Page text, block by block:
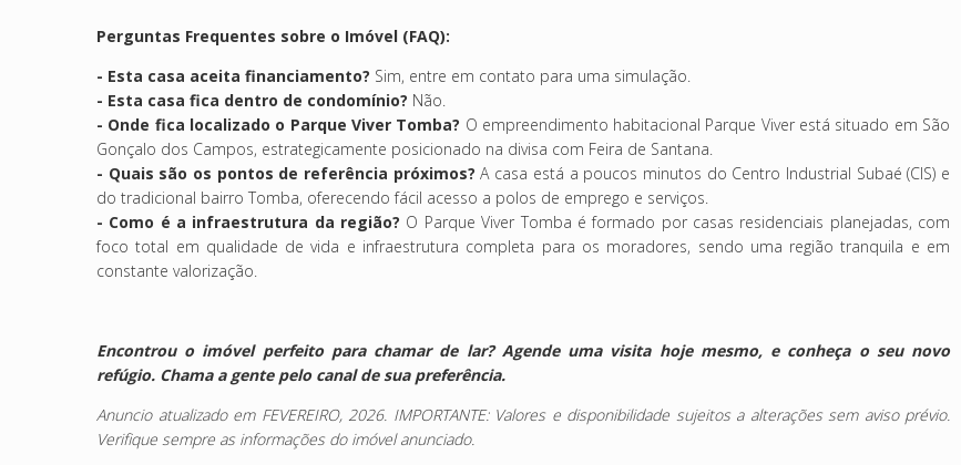
Perguntas Frequentes sobre o Imóvel (FAQ):
- Esta casa aceita financiamento? Sim, entre em contato para uma simulação.
- Esta casa fica dentro de condomínio? Não.
- Onde fica localizado o Parque Viver Tomba? O empreendimento habitacional Parque Viver está situado em São
Gonçalo dos Campos, estrategicamente posicionado na divisa com Feira de Santana.
- Quais são os pontos de referência próximos? A casa está a poucos minutos do Centro Industrial Subaé (CIS) e
do tradicional bairro Tomba, oferecendo fácil acesso a polos de emprego e serviços.
- Como é a infraestrutura da região? O Parque Viver Tomba é formado por casas residenciais planejadas, com
foco total em qualidade de vida e infraestrutura completa para os moradores, sendo uma região tranquila e em
constante valorização.
Encontrou o imóvel perfeito para chamar de lar? Agende uma visita hoje mesmo, e conheça o seu novo
refúgio. Chama a gente pelo canal de sua preferência.
Anuncio atualizado em FEVEREIRO, 2026. IMPORTANTE: Valores e disponibilidade sujeitos a alterações sem aviso prévio.
Verifique sempre as informações do imóvel anunciado.